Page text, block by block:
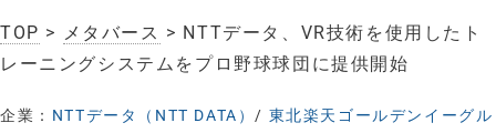
TOP > メタバース > NTTデータ、VR技術を使用したト
レーニングシステムをプロ野球球団に提供開始
企業： NTTデータ（NTT DATA）/ 東北楽天ゴールデンイーグル